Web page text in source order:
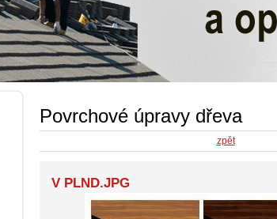
Povrchové úpravy dřeva
zpět
V PLND.JPG